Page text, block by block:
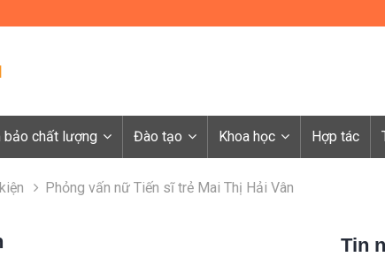
chất lượng Đào tạo Khoa học Hợp tác
Phỏng vấn nữ Tiến sĩ trẻ Mai Thị Hải Vân
Tin